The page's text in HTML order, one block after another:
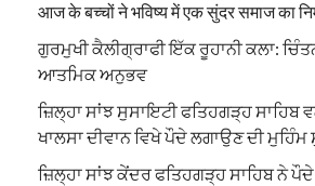
आज के बच्चों ने भविष्य में एक सुंदर समाज का
ਗੁਰਮੁਖੀ ਕੈਲੀਗ੍ਰਾਫੀ ਇੱਕ ਰੂਹਾਨੀ ਕਲਾ:
ਆਤਮਿਕ ਅਨੁਭਵ
ਜ਼ਿਲ੍ਹਾ ਸਾਂਝ ਸੁਸਾਇਟੀ ਫਤਿਹਗੜ੍ਹ ਸਾਹਿਬ
ਖਾਲਸਾ ਦੀਵਾਨ ਵਿਖੇ ਪੌਦੇ ਲਗਾਉਣ ਦੀ ਮੁਹਿੰਮ
ਜ਼ਿਲ੍ਹਾ ਸਾਂਝ ਕੇਂਦਰ ਫਤਿਹਗੜ੍ਹ ਸਾਹਿਬ ਨੇ